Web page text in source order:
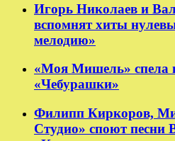
Игорь Николаев и
вспомнят хиты
мелодию»
«Моя Мишель» спела
«Чебурашки»
Филипп Киркоров,
Студио» споют песни